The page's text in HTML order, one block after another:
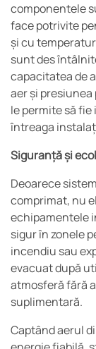
componentele
face potrivite
și cu
sunt des
capacitatea de
aer și
le permite să
întreaga
Siguranță și
Deoarece
comprimat, nu
echipamentele
sigur în zonele
incendiu sau
evacuat după
atmosferă fără
suplimentară.
Captând aerul